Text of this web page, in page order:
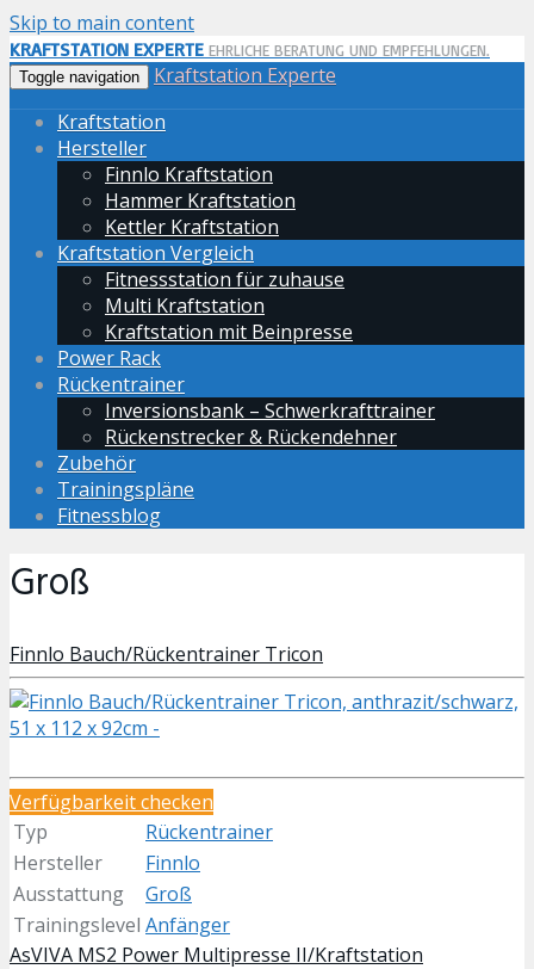
Skip to main content
KRAFTSTATION EXPERTE EHRLICHE BERATUNG UND EMPFEHLUNGEN.
Toggle navigation
Kraftstation Experte
Kraftstation
Hersteller
Finnlo Kraftstation
Hammer Kraftstation
Kettler Kraftstation
Kraftstation Vergleich
Fitnessstation für zuhause
Multi Kraftstation
Kraftstation mit Beinpresse
Power Rack
Rückentrainer
Inversionsbank – Schwerkrafttrainer
Rückenstrecker & Rückendehner
Zubehör
Trainingspläne
Fitnessblog
Groß
Finnlo Bauch/Rückentrainer Tricon
Verfügbarkeit checken
Typ
Rückentrainer
Hersteller
Finnlo
Ausstattung
Groß
Trainingslevel Anfänger
AsVIVA MS2 Power Multipresse II/Kraftstation